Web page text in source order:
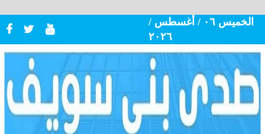
الخميس ٠٦ / أغسطس /
٢٠٢٦